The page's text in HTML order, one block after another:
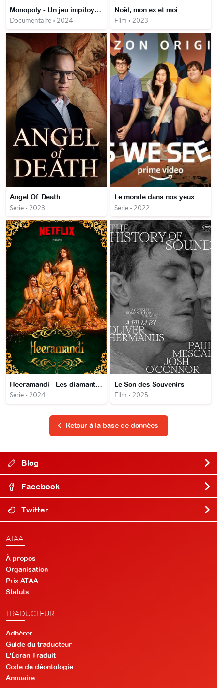
Monopoly - Un jeu impitoyable
Documentaire • 2024
Noël, mon ex et moi
Film • 2023
Angel Of Death
Série • 2023
Le monde dans nos yeux
Série • 2022
Heeramandi - Les diamants de la cour
Série • 2024
Le Son des Souvenirs
Film • 2025
Retour à la base de données
Blog
Facebook
Twitter
ATAA
À propos
Organisation
Prix ATAA
Statuts
TRADUCTEUR
Adhérer
Guide du traducteur
L'Écran Traduit
Code de déontologie
Annuaire